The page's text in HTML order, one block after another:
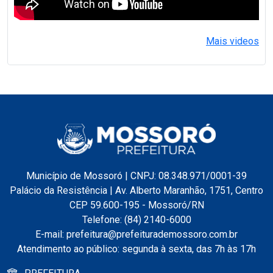
Mais videos
Município de Mossoró | CNPJ: 08.348.971/0001-39
Palácio da Resistência | Av. Alberto Maranhão, 1751, Centro
CEP 59.600-195 - Mossoró/RN
Telefone: (84) 2140-6000
E-mail: prefeitura@prefeiturademossoro.com.br
Atendimento ao público: segunda à sexta, das 7h às 17h